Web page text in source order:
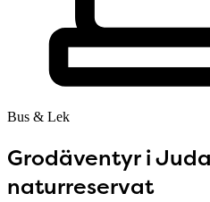
Bus & Lek
Grodäventyr i
naturreservat